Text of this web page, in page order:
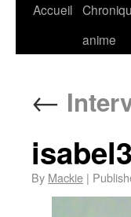
Accueil
anime
←
isabel3
By Mackie |